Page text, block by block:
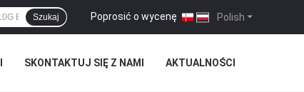
Polish
Poprosić o wycenę |
Szukaj
SKONTAKTUJ SIĘ Z NAMI AKTUALNOŚCI